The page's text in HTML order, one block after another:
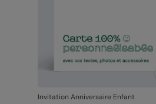
Invitation Anniversaire Enfant